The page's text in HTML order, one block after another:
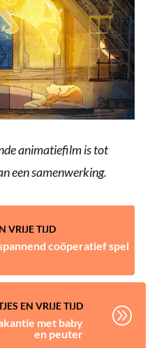
animatiefilm is tot
een samenwerking.
VRIJE TIJD
coöperatief spel
EN VRIJE TIJD
met baby
en peuter
A